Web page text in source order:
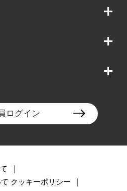
ログイン
クッキーポリシー